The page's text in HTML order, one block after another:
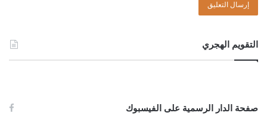
Post Views: 1٬305
التقويم الهجري
صفحة الدار الرسمية على الفيسبوك